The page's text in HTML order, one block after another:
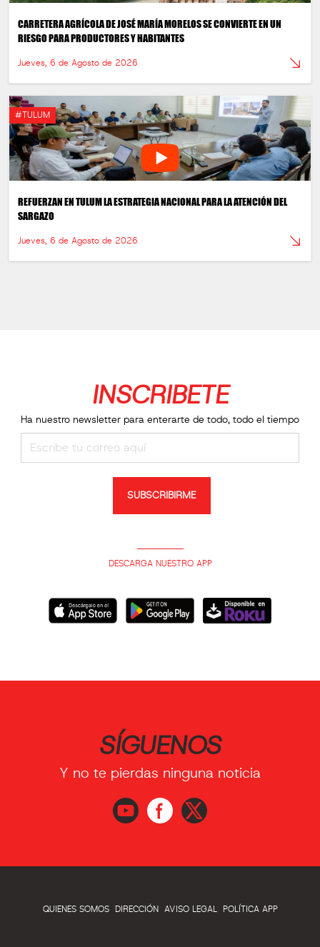
CARRETERA AGRÍCOLA DE JOSÉ MARÍA MORELOS SE CONVIERTE EN UN
RIESGO PARA PRODUCTORES Y HABITANTES
Jueves, 6 de Agosto de 2026
#TULUM
REFUERZAN EN TULUM LA ESTRATEGIA NACIONAL PARA LA ATENCIÓN DEL
SARGAZO
Jueves, 6 de Agosto de 2026
INSCRIBETE
Ha nuestro newsletter para enterarte de todo, todo el tiempo
SUBSCRIBIRME
DESCARGA NUESTRO APP
SÍGUENOS
Y no te pierdas ninguna noticia
QUIENES SOMOS DIRECCIÓN AVISO LEGAL POLÍTICA APP